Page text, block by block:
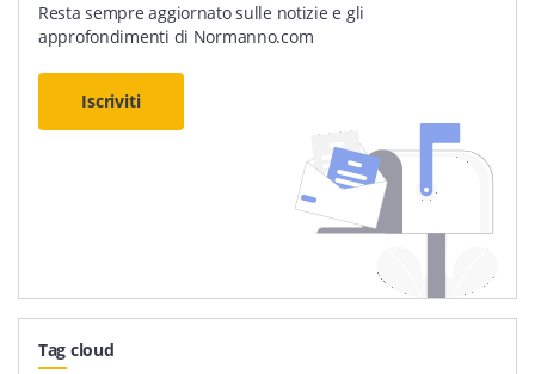
Resta sempre aggiornato sulle notizie e gli
approfondimenti di Normanno.com
Iscriviti
Tag cloud